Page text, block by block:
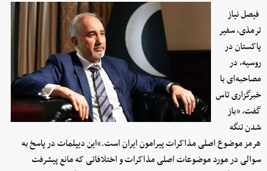
فیصل نیاز
ترمذی، سفیر
پاکستان در
روسیه، در
مصاحبه‌ای با
خبرگزاری تاس
گفت، «باز
شدن تنگه
هرمز موضوع اصلی مذاکرات پیرامون ایران است.»این دیپلمات در پاسخ به
سوالی در مورد موضوعات اصلی مذاکرات و اختلافاتی که مانع پیشرفت